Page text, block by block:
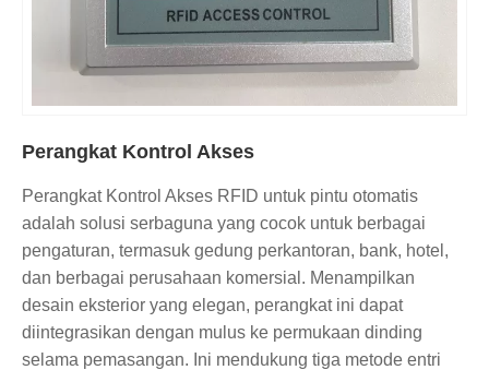
Perangkat Kontrol Akses
Perangkat Kontrol Akses RFID untuk pintu otomatis
adalah solusi serbaguna yang cocok untuk berbagai
pengaturan, termasuk gedung perkantoran, bank, hotel,
dan berbagai perusahaan komersial. Menampilkan
desain eksterior yang elegan, perangkat ini dapat
diintegrasikan dengan mulus ke permukaan dinding
selama pemasangan. Ini mendukung tiga metode entri